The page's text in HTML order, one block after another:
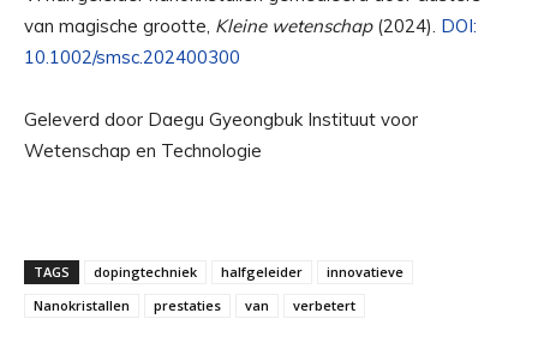
van magische grootte, Kleine wetenschap(2024). DOI:
10.1002/smsc.202400300
Geleverd door Daegu Gyeongbuk Instituut voor
Wetenschap en Technologie
TAGS dopingtechniek halfgeleider
innovatieve
Nanokristallen
prestaties van verbetert